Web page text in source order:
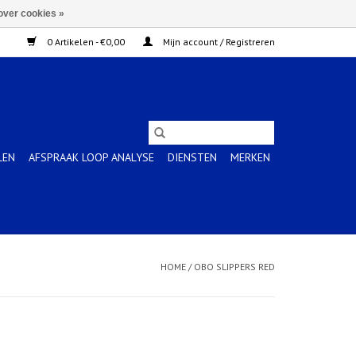
0 Artikelen - €0,00 Mijn account / Registreren
AFSPRAAK LOOP ANALYSE DIENSTEN MERKEN
HOME / OBO SLIPPERS RED
cookies »